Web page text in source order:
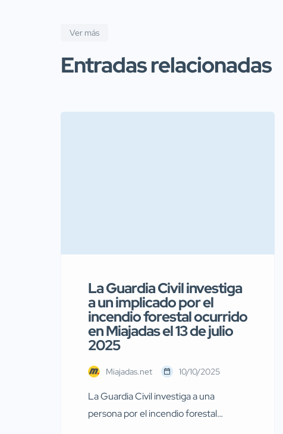
Ver más
Entradas relacionadas
La Guardia Civil investiga
a un implicado por el
incendio forestal ocurrido
en Miajadas el 13 de julio
2025
Miajadas.net 10/10/2025
La Guardia Civil investiga a una
persona por el incendio forestal